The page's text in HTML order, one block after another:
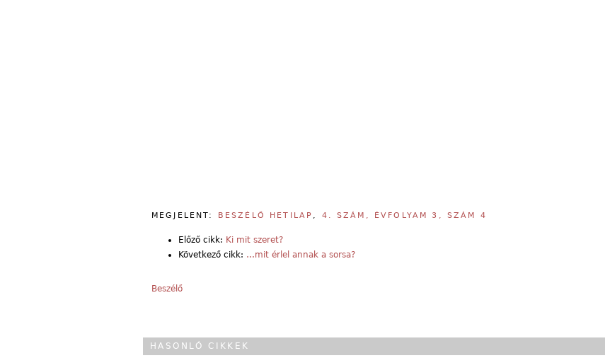
MEGJELENT: BESZÉLŐ HETILAP 4. SZÁM, ÉVFOLYAM 3, SZÁM 4
Előző cikk: Ki mit szeret?
Következő cikk: …mit érlel annak a sorsa?
Beszélő
HASONLÓ CIKKEK